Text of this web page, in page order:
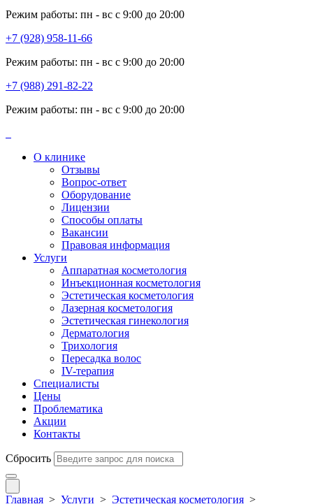
Режим работы: пн - вс с 9:00 до 20:00
+7 (928) 958-11-66
Режим работы: пн - вс с 9:00 до 20:00
+7 (988) 291-82-22
Режим работы: пн - вс с 9:00 до 20:00
О клинике
Отзывы
Вопрос-ответ
Оборудование
Лицензии
Способы оплаты
Вакансии
Правовая информация
Услуги
Аппаратная косметология
Инъекционная косметология
Эстетическая косметология
Лазерная косметология
Эстетическая гинекология
Дерматология
Трихология
Пересадка волос
IV-терапия
Специалисты
Цены
Проблематика
Акции
Контакты
Сбросить
Главная > Услуги > Эстетическая косметология >